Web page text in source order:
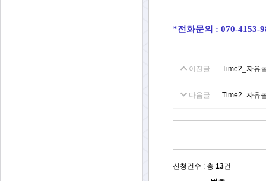
*전화문의 : 070-4153-
이전글 Time2_자유
다음글 Time2_자유
신청건수 : 총 13건